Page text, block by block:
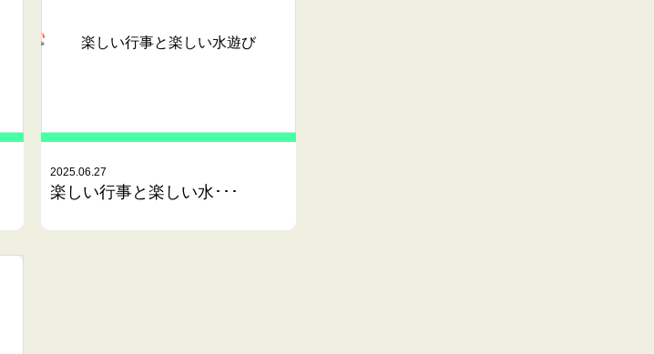
楽しい行事と楽しい水遊び
2025.06.27
楽しい行事と楽しい水･･･